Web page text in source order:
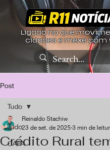
Ligado no que
cidades e mexe com
Post
Tudo
CAPA
Tudo
Crédito Rural
Reinaldo Stachiw
23 de set. de 2025 3 min de